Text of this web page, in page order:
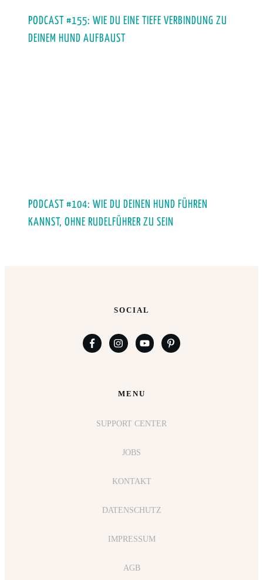
PODCAST #155: WIE DU EINE TIEFE VERBINDUNG ZU
DEINEM HUND AUFBAUST
PODCAST #104: WIE DU DEINEN HUND FÜHREN
KANNST, OHNE RUDELFÜHRER ZU SEIN
MENU
SUPPORT CENTER
JOBS
KONTAKT
DATENSCHUTZ
IMPRESSUM
AGB
SOCIAL